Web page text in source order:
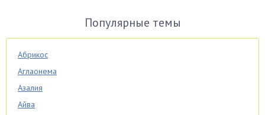
Популярные темы
Абрикос
Аглаонема
Азалия
Айва